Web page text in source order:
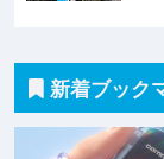
新着ブック